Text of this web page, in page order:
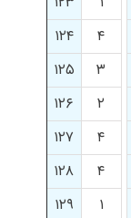
۴
۱۲۴
۳
۱۲۵
۲
۱۲۶
۴
۱۲۷
۴
۱۲۸
۱
۱۲۹